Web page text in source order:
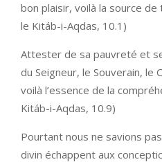
bon plaisir, voilà la source
le Kitáb-i-Aqdas, 10.1)
Attester de sa pauvreté et
du Seigneur, le Souverain, le
voilà l’essence de la
Kitáb-i-Aqdas, 10.9)
Pourtant nous ne savions
divin échappent aux